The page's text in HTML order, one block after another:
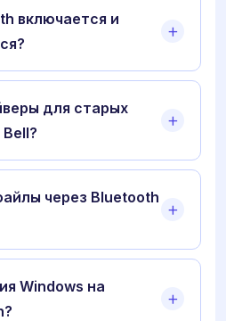
включается и
для старых
через Bluetooth
Windows на